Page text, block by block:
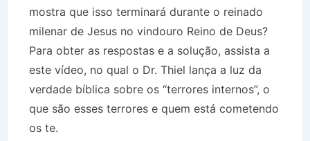
mostra que isso terminará durante o reinado
milenar de Jesus no vindouro Reino de Deus?
Para obter as respostas e a solução, assista a
este vídeo, no qual o Dr. Thiel lança a luz da
verdade bíblica sobre os “terrores internos”, o
que são esses terrores e quem está cometendo
os te.